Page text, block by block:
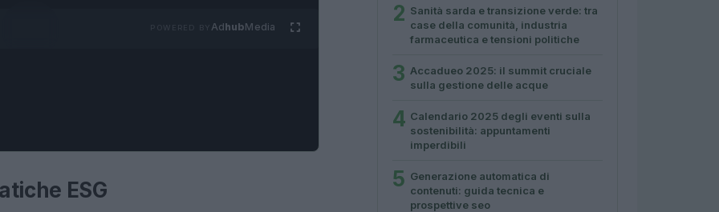
AdhubMedia
ESG
2 Sanità sarda e transizione verde: tra
case della comunità, industria
farmaceutica e tensioni politiche
3 Accadueo 2025: il summit cruciale
sulla gestione delle acque
4 Calendario 2025 degli eventi sulla
sostenibilità: appuntamenti
imperdibili
5 Generazione automatica di
contenuti: guida tecnica e
prospettive seo